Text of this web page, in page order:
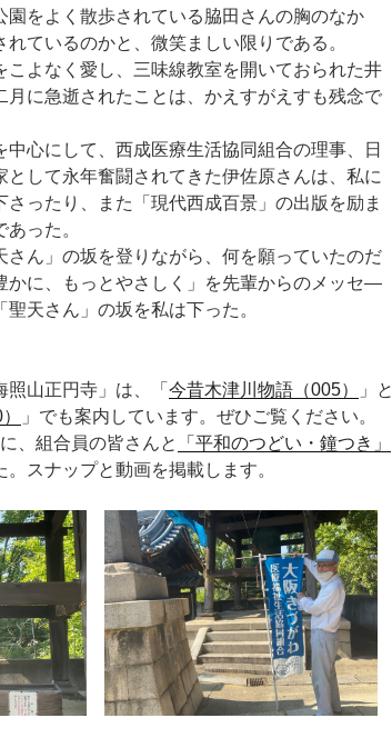
をよく散歩されている脇田さんの胸のなか
ているのかと、微笑ましい限りである。
よなく愛し、三味線教室を開いておられた井
月に急逝されたことは、かえすがえすも残念で
心にして、西成医療生活協同組合の理事、日
として永年奮闘されてきた伊佐原さんは、私に
さったり、また「現代西成百景」の出版を励ま
った。
ん」の坂を登りながら、何を願っていたのだ
かに、もっとやさしく」を先輩からのメッセ—
天さん」の坂を私は下った。
山正円寺」は、「 今昔木津川物語（005）
」と
」でも案内しています。ぜひご覧ください。
、組合員の皆さんと
「平和のつどい・鐘つき」
スナップと動画を掲載します。